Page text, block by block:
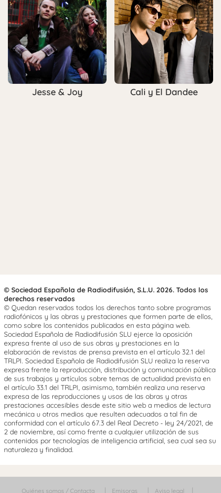
Jesse & Joy Cali y El Dandee
© Sociedad Española de Radiodifusión, S.L.U. 2026. Todos los
derechos reservados
© Quedan reservados todos los derechos tanto sobre programas
radiofónicos y las obras y prestaciones que formen parte de ellos,
como sobre los contenidos publicados en esta página web.
Sociedad Española de Radiodifusión SLU ejerce la oposición
expresa frente al uso de sus obras y prestaciones en la
elaboración de revistas de prensa prevista en el artículo 32.1 del
TRLPI. Sociedad Española de Radiodifusión SLU realiza la reserva
expresa frente la reproducción, distribución y comunicación pública
de sus trabajos y artículos sobre temas de actualidad prevista en
el artículo 33.1 del TRLPI, asimismo, también realiza una reserva
expresa de las reproducciones y usos de las obras y otras
prestaciones accesibles desde este sitio web a medios de lectura
mecánica u otros medios que resulten adecuados a tal fin de
conformidad con el artículo 67.3 del Real Decreto - ley 24/2021, de
2 de noviembre, así como frente a cualquier utilización de sus
contenidos por tecnologías de inteligencia artificial, sea cual sea su
naturaleza y finalidad.
Quiénes somos / Contacta Emisoras Aviso legal